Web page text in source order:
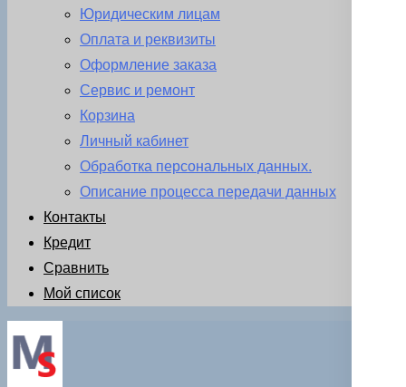
Юридическим лицам
Оплата и реквизиты
Оформление заказа
Сервис и ремонт
Корзина
Личный кабинет
Обработка персональных данных.
Описание процесса передачи данных
Контакты
Кредит
Сравнить
Мой список